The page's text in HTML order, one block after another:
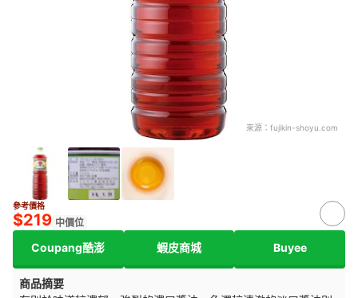
來源： fujikin-shoyu.com
參考價格
$219 中價位
Coupang酷澎 蝦皮商城 Buyee
商品摘要